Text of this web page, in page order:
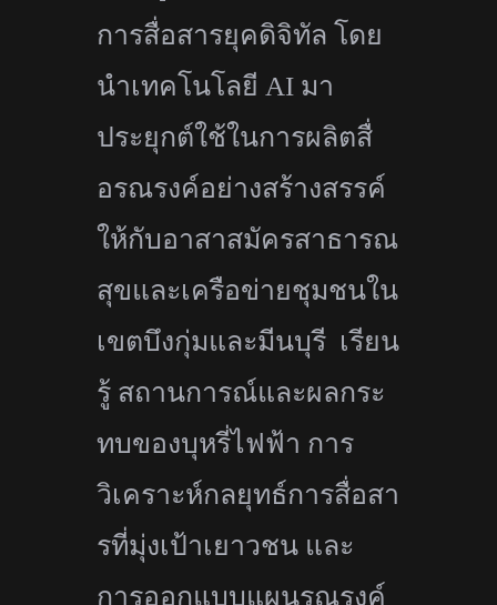
การสื่อสารยุคดิจิทัล โดย
นำเทคโนโลยี AI มา
ประยุกต์ใช้ในการผลิตสื่
อรณรงค์อย่างสร้างสรรค์
ให้กับอาสาสมัครสาธารณ
สุขและเครือข่ายชุมชนใน
เขตบึงกุ่มและมีนบุรี เรียน
รู้ สถานการณ์และผลกระ
ทบของบุหรี่ไฟฟ้า การ
วิเคราะห์กลยุทธ์การสื่อสา
รที่มุ่งเป้าเยาวชน และ
การออกแบบแผนรณรงค์